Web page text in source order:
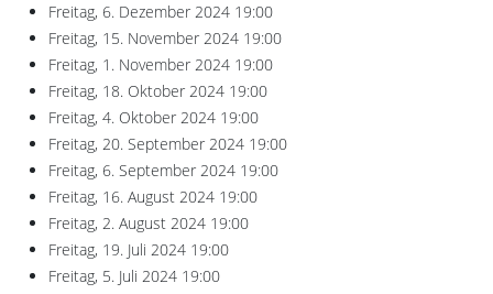
Freitag, 6. Dezember 2024 19:00
Freitag, 15. November 2024 19:00
Freitag, 1. November 2024 19:00
Freitag, 18. Oktober 2024 19:00
Freitag, 4. Oktober 2024 19:00
Freitag, 20. September 2024 19:00
Freitag, 6. September 2024 19:00
Freitag, 16. August 2024 19:00
Freitag, 2. August 2024 19:00
Freitag, 19. Juli 2024 19:00
Freitag, 5. Juli 2024 19:00